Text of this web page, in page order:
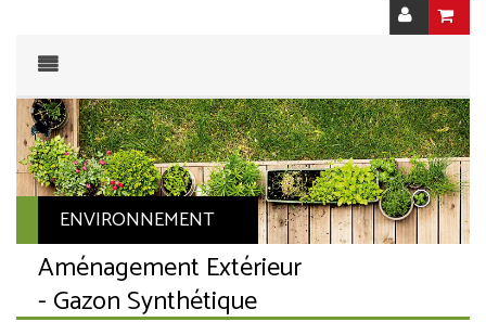
ENVIRONNEMENT
Aménagement Extérieur
- Gazon Synthétique